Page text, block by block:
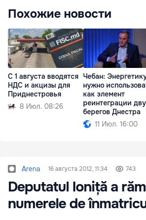
Похожие новости
С 1 августа вводятся
НДС и акцизы для
Приднестровья
8 Июл. 08:26
Чебан:
нужно
как элемент
реинтеграции
берегов Днестра
11 Июл. 16:00
Arena 16 августа 2012, 11:34 743
Deputatul Ioniță a
numerele de